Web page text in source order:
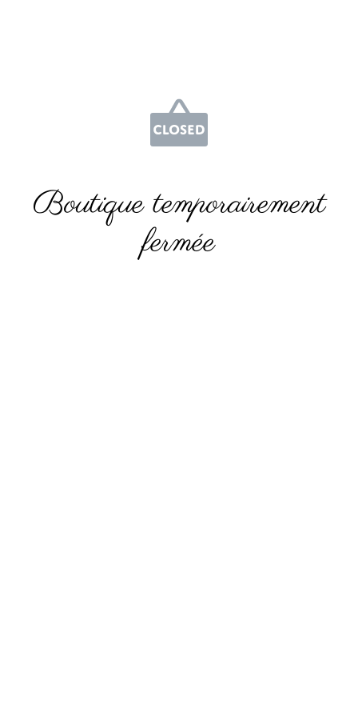
Boutique temporairement
fermée